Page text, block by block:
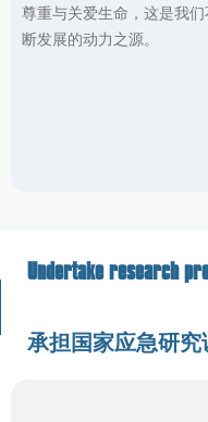
尊重与关爱生命，这是我们
断发展的动力之源。
Undertake research
承担国家应急研究